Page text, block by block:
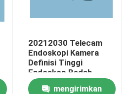
20212030 Telecam
Endoskopi Kamera
Definisi Tinggi
Endoskop Bedah
Kamera
mengirimkan